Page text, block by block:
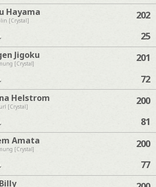
Hayama
[Crystal]
202
25
Jigoku
[Crystal]
201
72
Helstrom
[Crystal]
200
81
Amata
[Crystal]
200
77